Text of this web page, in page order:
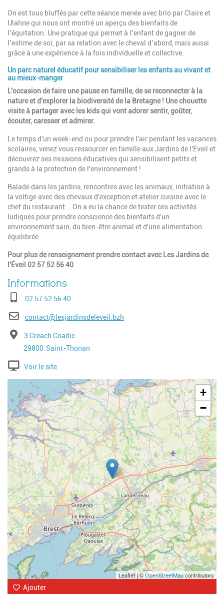
On est tous bluffés par cette séance menée avec brio par Claire et
Ulahne qui nous ont montré un aperçu des bienfaits de
l’équitation. Une pratique qui permet à l’enfant de gagner de
l’estime de soi, par sa relation avec le cheval d’abord, mais aussi
grâce à une expérience à la fois individuelle et collective.
Un parc naturel éducatif pour sensibiliser les enfants au vivant et
au mieux-manger
L'occasion de faire une pause en famille, de se reconnecter à la
nature et d'explorer la biodiversité de la Bretagne ! Une chouette
visite à partager avec les kids qui vont adorer sentir, goûter,
écouter, caresser et admirer.
Le temps d'un week-end ou pour prendre l'air pendant les vacances
scolaires, venez vous ressourcer en famille aux Jardins de l'Éveil et
découvrez ses missions éducatives qui sensibilisent petits et
grands à la protection de l'environnement !
Balade dans les jardins, rencontres avec les animaux, initiation à
la voltige avec des chevaux d'exception et atelier cuisine avec le
chef du restaurant... On a eu la chance de tester ces activités
ludiques pour prendre conscience des bienfaits d'un
environnement sain, du bien-être animal et d'une alimentation
équilibrée.
Pour plus de renseignement prendre contact avec Les Jardins de
l'Éveil 02 57 52 56 40
Téléphone02 57 52 56 40
E-mailcontact@lesjardinsdeleveil.bzh
Adresse3 Creach Coadic
Code postal
29800 Ville
Saint-Thonan
Voir le site
Geolocalisation
+
−
Leaflet | ©OpenStreetMapcontributors
Ajouter